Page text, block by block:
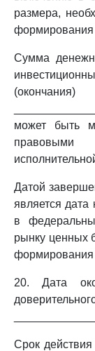
размера,
Сумма
может быть
правовыми
Датой
является
в
рынку ценных
20. Дата
Срок действия